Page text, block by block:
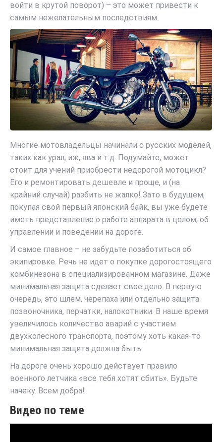
войти в крутой поворот) – это может привести к
самым нежелательным последствиям.
Многие мотовладельцы начинали с русских моделей,
таких как урал, иж, ява и т.д. Подумайте, может
стоит для учений приобрести недорогой мотоцикл?
Его и ремонтировать дешевле и проще, и (на
крайний случай) разбить не жалко! Зато в будущем,
покупая свой первый японский байк, вы уже будете
иметь представление о работе аппарата в целом, об
управлении и поведении на дороге.
И самое главное – не забудьте позаботиться об
экипировке. Речь не идет о покупке дорогостоящего
комбинезона в специализированном магазине. Даже
минимальная защита сделает свое дело. В первую
очередь, это шлем, черепаха или отдельно защита
позвоночника, перчатки, налокотники. В наше время
увеличилось количество аварий с участием
двухколесного транспорта, поэтому хоть какая-то
минимальная защита должна быть.
На дороге очень хорошо действует правило
военного летчика «все тебя хотят сбить». Будьте
начеку. Всем добра!
Видео по теме